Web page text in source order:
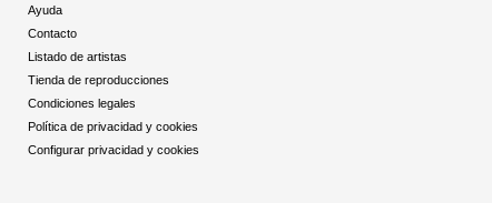
Ayuda
Contacto
Listado de artistas
Tienda de reproducciones
Condiciones legales
Política de privacidad y cookies
Configurar privacidad y cookies